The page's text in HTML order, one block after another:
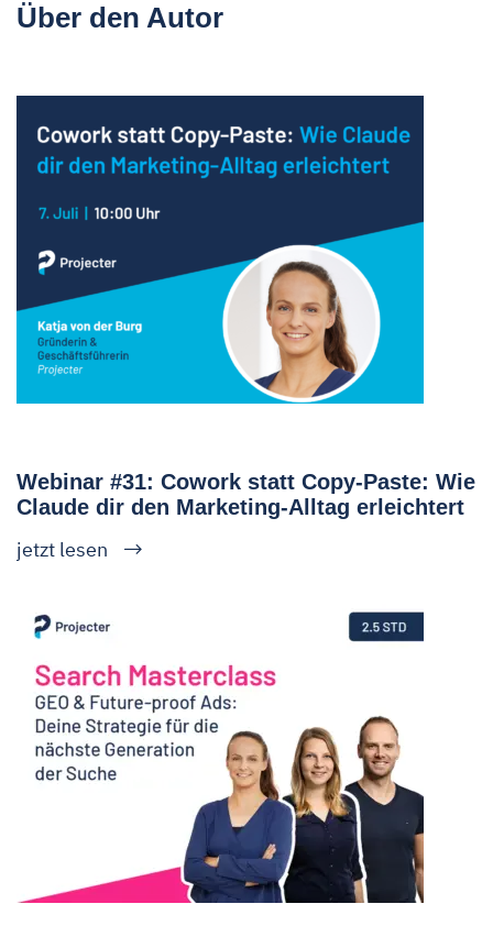
Über den Autor
Webinar #31: Cowork statt Copy-Paste: Wie
Claude dir den Marketing-Alltag erleichtert
jetzt lesen